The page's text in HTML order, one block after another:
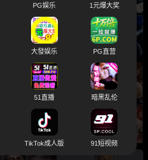
1绝杀英格兰 三狮军团止
带队杀进总决赛
赛 阿根廷对阵英格兰 梅
续写传奇吗？
PG娱乐 1元爆大奖
大發娱乐 PG直营
51直播 暗黑乱伦
TikTok成人版 91短视频